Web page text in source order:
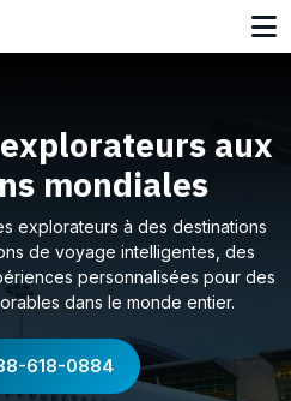
aux
mondiales
explorateurs à des destinations
de voyage intelligentes, des
personnalisées pour des
dans le monde entier.
618-0884